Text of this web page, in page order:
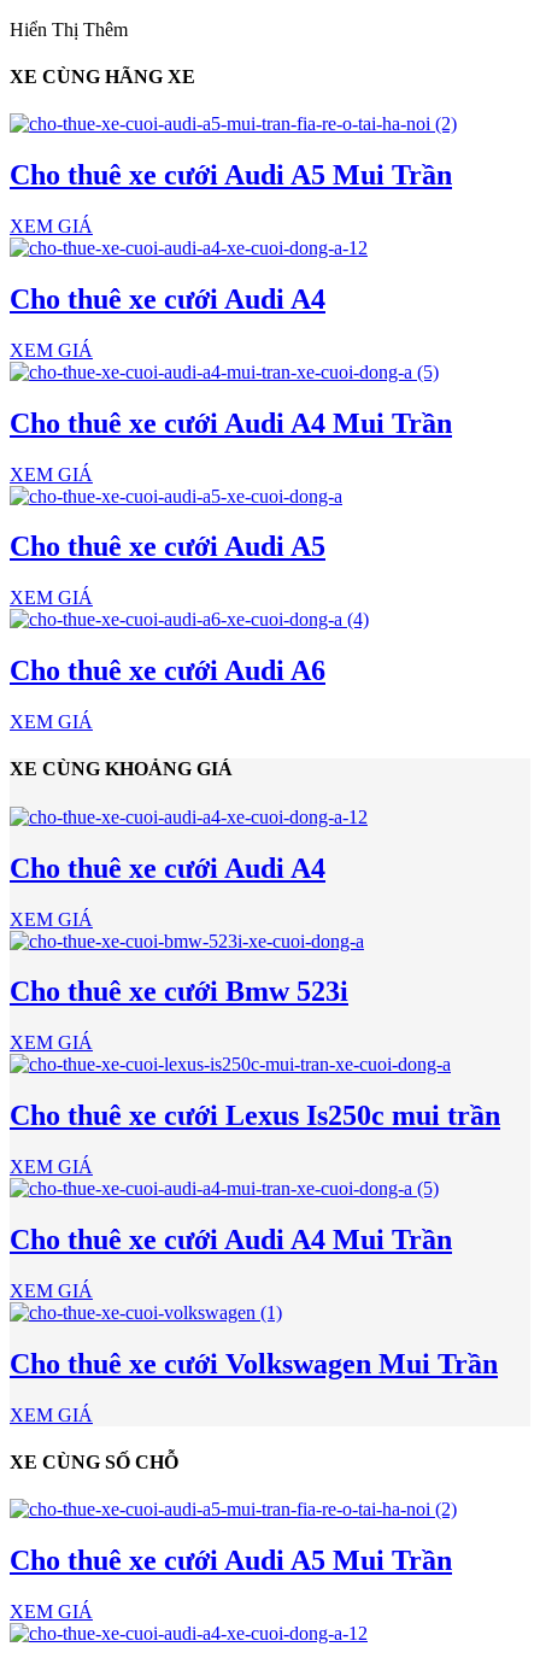
Hiển Thị Thêm
XE CÙNG HÃNG XE
Cho thuê xe cưới Audi A5 Mui Trần
XEM GIÁ
Cho thuê xe cưới Audi A4
XEM GIÁ
Cho thuê xe cưới Audi A4 Mui Trần
XEM GIÁ
Cho thuê xe cưới Audi A5
XEM GIÁ
Cho thuê xe cưới Audi A6
XEM GIÁ
XE CÙNG KHOẢNG GIÁ
Cho thuê xe cưới Audi A4
XEM GIÁ
Cho thuê xe cưới Bmw 523i
XEM GIÁ
Cho thuê xe cưới Lexus Is250c mui trần
XEM GIÁ
Cho thuê xe cưới Audi A4 Mui Trần
XEM GIÁ
Cho thuê xe cưới Volkswagen Mui Trần
XEM GIÁ
XE CÙNG SỐ CHỖ
Cho thuê xe cưới Audi A5 Mui Trần
XEM GIÁ